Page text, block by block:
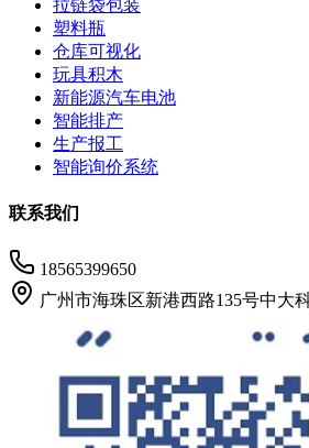
拉链袋包装
塑料瓶
仓库可视化
玩具积木
新能源汽车电池
智能排产
生产报工
智能询价系统
联系我们
18565399650
广州市海珠区新港西路135号中大